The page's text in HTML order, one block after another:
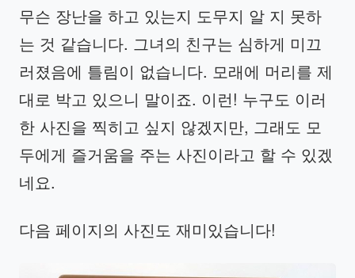
무슨 장난을 하고 있는지 도무지 알 지 못하
는 것 같습니다. 그녀의 친구는 심하게 미끄
러졌음에 틀림이 없습니다. 모래에 머리를 제
대로 박고 있으니 말이죠. 이런! 누구도 이러
한 사진을 찍히고 싶지 않겠지만, 그래도 모
두에게 즐거움을 주는 사진이라고 할 수 있겠
네요.
다음 페이지의 사진도 재미있습니다!